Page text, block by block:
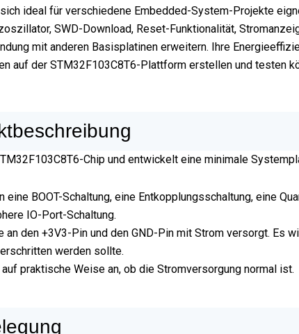
ideal für verschiedene Embedded-System-Projekte
SWD-Download, Reset-Funktionalität,
mit anderen Basisplatinen erweitern. Ihre
auf der STM32F103C8T6-Plattform erstellen und testen
Chip und entwickelt eine minimale
eine BOOT-Schaltung, eine Entkopplungsschaltung, eine
IO-Port-Schaltung.
den +3V3-Pin und den GND-Pin mit Strom versorgt. Es
werden sollte.
praktische Weise an, ob die Stromversorgung normal ist.